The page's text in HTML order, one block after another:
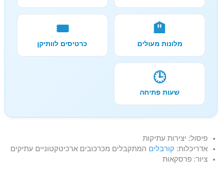
🏨
מלונות מעולים
🎟️
כרטיסים לוותיקן
🕒
שעות פתיחה
פיסול: יצירות עתיקות
אדריכלות: קורבלים המתקבלים מכרכובים ארכיטקטוניים עתיקים
ציור: פרסקאות